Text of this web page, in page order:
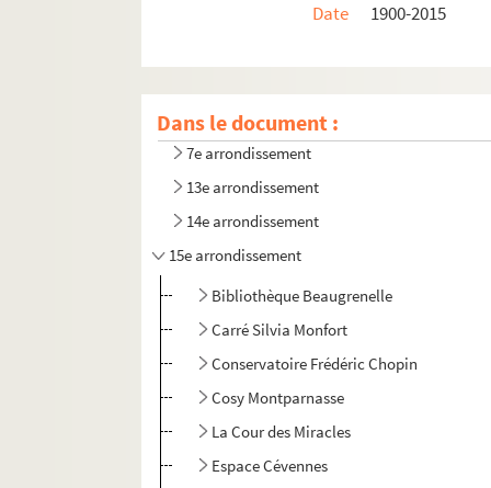
Date
1900-2015
Dans le document :
6e arrondissement
7e arrondissement
13e arrondissement
14e arrondissement
15e arrondissement
Bibliothèque Beaugrenelle
Carré Silvia Monfort
Conservatoire Frédéric Chopin
Cosy Montparnasse
La Cour des Miracles
Espace Cévennes